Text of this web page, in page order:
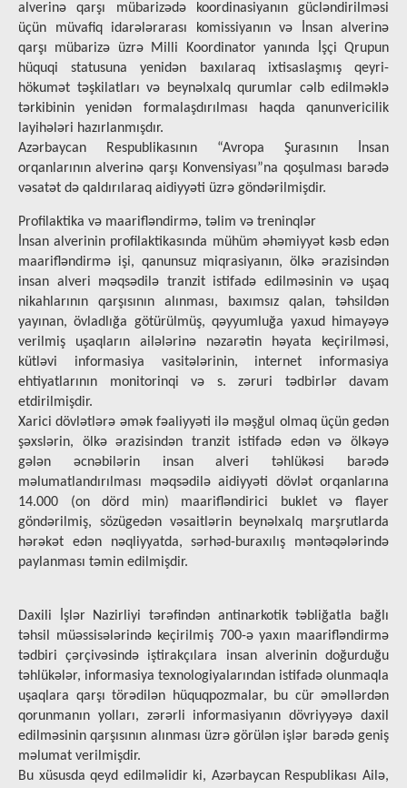
alverinə qarşı mübarizədə koordinasiyanın gücləndirilməsi
üçün müvafiq idarələrarası komissiyanın və İnsan alverinə
qarşı mübarizə üzrə Milli Koordinator yanında İşçi Qrupun
hüquqi statusuna yenidən baxılaraq ixtisaslaşmış qeyri-
hökumət təşkilatları və beynəlxalq qurumlar cəlb edilməklə
tərkibinin yenidən formalaşdırılması haqda qanunvericilik
layihələri hazırlanmışdır.
Azərbaycan Respublikasının “Avropa Şurasının İnsan
orqanlarının alverinə qarşı Konvensiyası”na qoşulması barədə
vəsatət də qaldırılaraq aidiyyəti üzrə göndərilmişdir.
Profilaktika və maarifləndirmə, təlim və treninqlər
İnsan alverinin profilaktikasında mühüm əhəmiyyət kəsb edən
maarifləndirmə işi, qanunsuz miqrasiyanın, ölkə ərazisindən
insan alveri məqsədilə tranzit istifadə edilməsinin və uşaq
nikahlarının qarşısının alınması, baxımsız qalan, təhsildən
yayınan, övladlığa götürülmüş, qəyyumluğa yaxud himayəyə
verilmiş uşaqların ailələrinə nəzarətin həyata keçirilməsi,
kütləvi informasiya vasitələrinin, internet informasiya
ehtiyatlarının monitorinqi və s. zəruri tədbirlər davam
etdirilmişdir.
Xarici dövlətlərə əmək fəaliyyəti ilə məşğul olmaq üçün gedən
şəxslərin, ölkə ərazisindən tranzit istifadə edən və ölkəyə
gələn əcnəbilərin insan alveri təhlükəsi barədə
məlumatlandırılması məqsədilə aidiyyəti dövlət orqanlarına
14.000 (on dörd min) maarifləndirici buklet və flayer
göndərilmiş, sözügedən vəsaitlərin beynəlxalq marşrutlarda
hərəkət edən nəqliyyatda, sərhəd-buraxılış məntəqələrində
paylanması təmin edilmişdir.
Daxili İşlər Nazirliyi tərəfindən antinarkotik təbliğatla bağlı
təhsil müəssisələrində keçirilmiş 700-ə yaxın maarifləndirmə
tədbiri çərçivəsində iştirakçılara insan alverinin doğurduğu
təhlükələr, informasiya texnologiyalarından istifadə olunmaqla
uşaqlara qarşı törədilən hüquqpozmalar, bu cür əməllərdən
qorunmanın yolları, zərərli informasiyanın dövriyyəyə daxil
edilməsinin qarşısının alınması üzrə görülən işlər barədə geniş
məlumat verilmişdir.
Bu xüsusda qeyd edilməlidir ki, Azərbaycan Respublikası Ailə,